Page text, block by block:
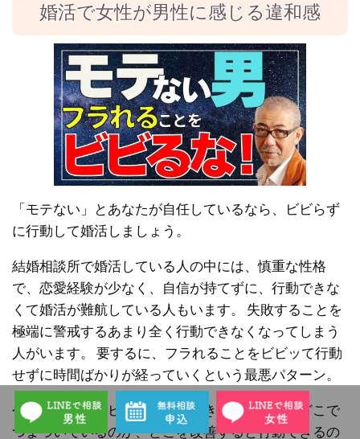
婚活で女性が男性に感じる違和感
「モテない」とあなたが自任しているなら、ビビらず
に行動して婚活しましょう。
結婚相談所で婚活している人の中には、慎重な性格
で、恋愛経験が少なく、自信が持てずに、行動できな
くて婚活が難航している人もいます。 失敗することを
極端に警戒するあまり全く行動できなくなってしまう
人がいます。 要するに、フラれることをビビッて行動
せずに時間ばかりが経っていくという最悪パターン。
今回は、婚活でビビって行動できない男性は、どこで
つまづいているのか、どこを改善すると行動できるの